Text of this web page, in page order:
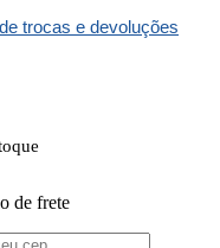
trocas e devoluções
de frete